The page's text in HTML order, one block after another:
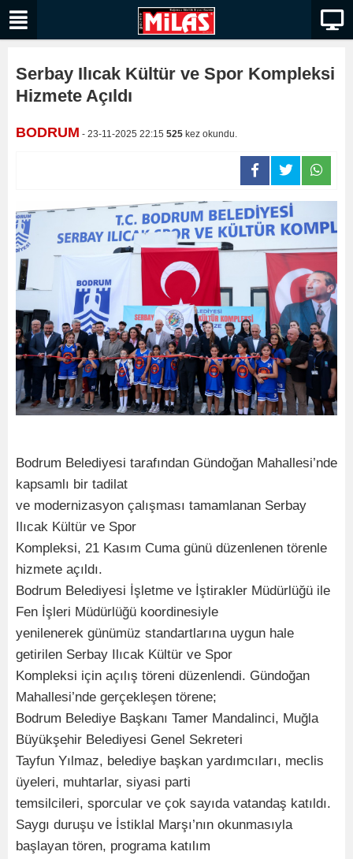
Serbay Ilıcak Kültür ve Spor Kompleksi
Hizmete Açıldı
BODRUM - 23-11-2025 22:15 525 kez okundu.
Bodrum Belediyesi tarafından Gündoğan Mahallesi’nde
kapsamlı bir tadilat
ve modernizasyon çalışması tamamlanan Serbay
Ilıcak Kültür ve Spor
Kompleksi, 21 Kasım Cuma günü düzenlenen törenle
hizmete açıldı.
Bodrum Belediyesi İşletme ve İştirakler Müdürlüğü ile
Fen İşleri Müdürlüğü koordinesiyle
yenilenerek günümüz standartlarına uygun hale
getirilen Serbay Ilıcak Kültür ve Spor
Kompleksi için açılış töreni düzenlendi. Gündoğan
Mahallesi’nde gerçekleşen törene;
Bodrum Belediye Başkanı Tamer Mandalinci, Muğla
Büyükşehir Belediyesi Genel Sekreteri
Tayfun Yılmaz, belediye başkan yardımcıları, meclis
üyeleri, muhtarlar, siyasi parti
temsilcileri, sporcular ve çok sayıda vatandaş katıldı.
Saygı duruşu ve İstiklal Marşı’nın okunmasıyla
başlayan tören, programa katılım